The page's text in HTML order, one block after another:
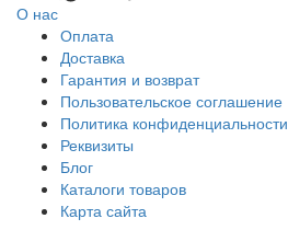
О нас
Оплата
Доставка
Гарантия и возврат
Пользовательское соглашение
Политика конфиденциальности
Реквизиты
Блог
Каталоги товаров
Карта сайта